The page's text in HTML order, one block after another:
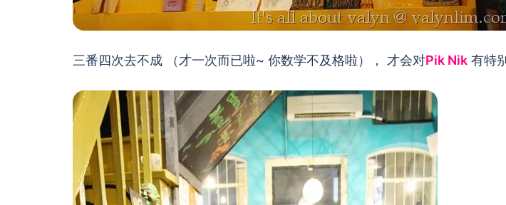
三番四次去不成 （才一次而已啦~ 你数学不及格啦）， 才会对Pik Nik 有特